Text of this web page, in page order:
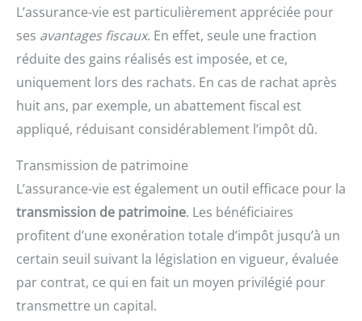
L’assurance-vie est particulièrement appréciée pour
ses avantages fiscaux. En effet, seule une fraction
réduite des gains réalisés est imposée, et ce,
uniquement lors des rachats. En cas de rachat après
huit ans, par exemple, un abattement fiscal est
appliqué, réduisant considérablement l’impôt dû.
Transmission de patrimoine
L’assurance-vie est également un outil efficace pour la
transmission de patrimoine. Les bénéficiaires
profitent d’une exonération totale d’impôt jusqu’à un
certain seuil suivant la législation en vigueur, évaluée
par contrat, ce qui en fait un moyen privilégié pour
transmettre un capital.